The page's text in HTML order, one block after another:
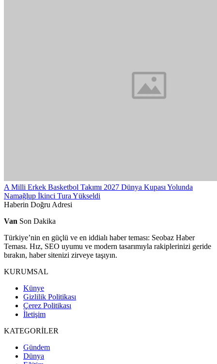
A Milli Erkek Basketbol Takımı 2027 Dünya Kupası Yolunda
Namağlup İkinci Tura Yükseldi
Haberin Doğru Adresi
Van Son Dakika
Türkiye’nin en güçlü ve en iddialı haber teması: Seobaz Haber
Teması. Hız, SEO uyumu ve modern tasarımıyla rakiplerinizi geride
bırakın, haber sitenizi zirveye taşıyın.
KURUMSAL
Künye
Gizlilik Politikası
Çerez Politikası
İletişim
KATEGORİLER
Gündem
Dünya